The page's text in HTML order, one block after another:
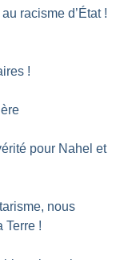
racisme d’État !
!
pour Nahel et
nous
Terre !